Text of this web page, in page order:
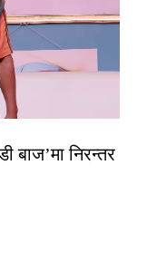
बाज’मा निरन्तर